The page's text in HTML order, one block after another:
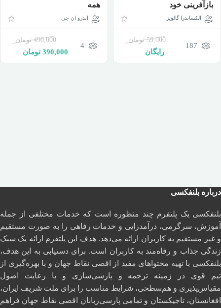
بازآفرینی خود
الکساندرا گالویز
187
59,000 تومان
رایگان
همه
اندرو ان جی
4
490,000 تومان
390,000 تومان
درباره بلنفکسی
بلنفکسی یک پلتفرم چند منظوره است که خدمات مختلفی از جمله
آموزش، سرگرمی، درآمدزایی و خدمات رفاهی را به صورت مستقیم
و غیر مستقیم به کاربران ارائه می‌دهد. هدف این پلتفرم ارائه یک سبک
زندگی جذاب و رفاه‌مند به کاربران است. برای دستیابی به این هدف،
بلنفکسی با تهیه محتواهای مفید از اقصی نقاط جهان و با بهره‌گیری از
تیم قوی در زمینه ترجمه و پارسی‌سازی و با رعایت اصول
مقیاس‌پذیری و هم‌سطحی، شرایط مناسب را برای ملت شریف ایران،
افغانستان، تاجیکستان و تمامی پارسی‌زبانان اقصی نقاط جهان فراهم